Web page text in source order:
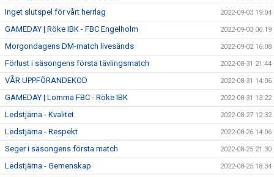
Inget slutspel för vårt herrlag 2022-09-03 19:04
GAMEDAY | Röke IBK - FBC Engelholm 2022-09-03 06:19
Morgondagens DM-match livesänds 2022-09-02 16:08
Förlust i säsongens första tävlingsmatch 2022-08-31 21:44
VÅR UPPFÖRANDEKOD 2022-08-31 14:06
GAMEDAY | Lomma FBC - Röke IBK 2022-08-31 13:22
Ledstjärna - Kvalitet 2022-08-27 12:32
Ledstjärna - Respekt 2022-08-26 14:06
Seger i säsongens första match 2022-08-25 21:30
Ledstjärna - Gemenskap 2022-08-25 18:34